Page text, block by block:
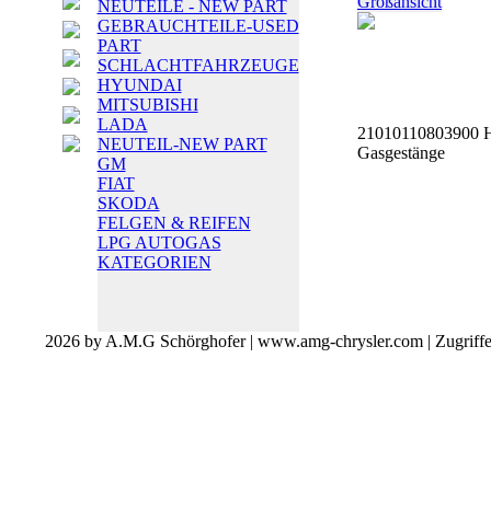
NEUTEILE - NEW PART
GEBRAUCHTEILE-USED
PART
SCHLACHTFAHRZEUGE
HYUNDAI
MITSUBISHI
LADA
NEUTEIL-NEW PART
GM
FIAT
SKODA
FELGEN & REIFEN
LPG AUTOGAS
KATEGORIEN
21010110803900
Gasgestänge
2026 by A.M.G Schörghofer | www.amg-chrysler.com |